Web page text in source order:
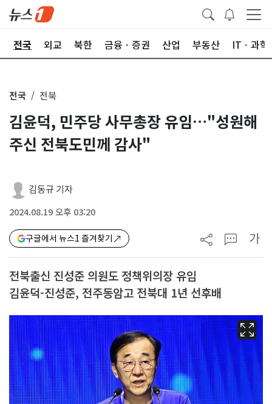
전국 외교 북한 금융ㆍ증권 산업 부동산 ITㆍ과학
전국 전북
김윤덕, 민주당 사무총장 유임…"성원해
주신 전북도민께 감사"
김동규 기자
2024.08.19 오후 03:20
구글에서 뉴스1 즐겨찾기 가
전북출신 진성준 의원도 정책위의장 유임
김윤덕-진성준, 전주동암고 전북대 1년 선후배